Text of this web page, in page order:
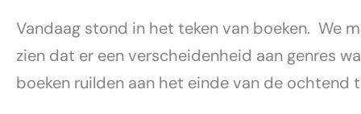
Vandaag stond in het teken van boeken. We
zien dat er een verscheidenheid aan genres
boeken ruilden aan het einde van de ochtend